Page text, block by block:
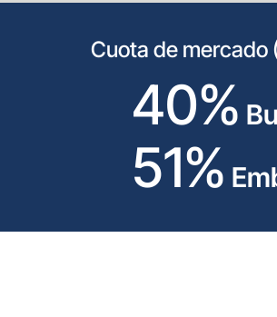
Cuota de mercado
40%
51%